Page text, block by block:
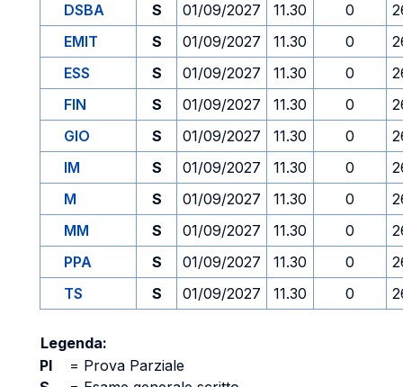
DSBA
S 01/09/2027 11.30 0
EMIT
S 01/09/2027 11.30 0
ESS
S 01/09/2027 11.30 0
FIN
S 01/09/2027 11.30 0
GIO
S 01/09/2027 11.30 0
IM
S 01/09/2027 11.30 0
M
S 01/09/2027 11.30 0
MM
S 01/09/2027 11.30 0
PPA
S 01/09/2027 11.30 0
TS
S 01/09/2027 11.30 0
Legenda:
PI
= Prova Parziale